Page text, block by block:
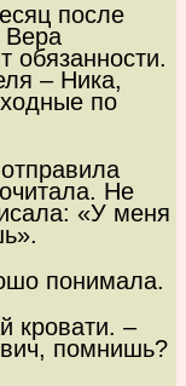
после
Вера
обязанности.
– Ника,
по
Не
«У меня
понимала.
кровати. –
помнишь?